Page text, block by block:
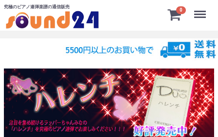
究極のピアノ連弾楽譜の通信販売
0 Menu